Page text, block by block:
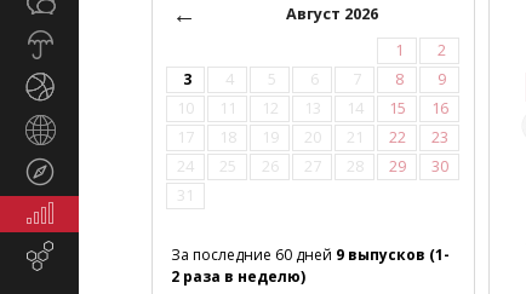
Экономика
маркетинг
←
Август 2026
1
2
3
4 5 6 7 8
9
10
11 12 13 14 15
16
17
18 19 20 21 22
23
24
25 26 27 28 29
30
31
За последние 60 дней 9 выпусков (1-
2 раза в неделю)